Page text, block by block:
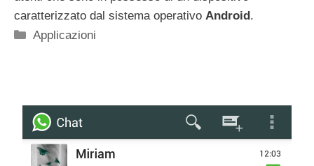
caratterizzato dal sistema operativo Android.
Categorie
Applicazioni